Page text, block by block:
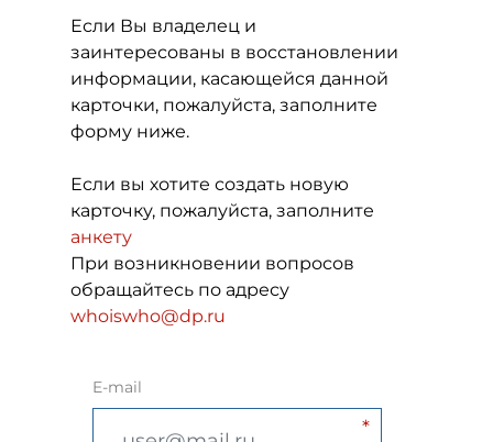
Если Вы владелец и
заинтересованы в восстановлении
информации, касающейся данной
карточки, пожалуйста, заполните
форму ниже.
Если вы хотите создать новую
карточку, пожалуйста, заполните
анкету
При возникновении вопросов
обращайтесь по адресу
whoiswho@dp.ru
E-mail